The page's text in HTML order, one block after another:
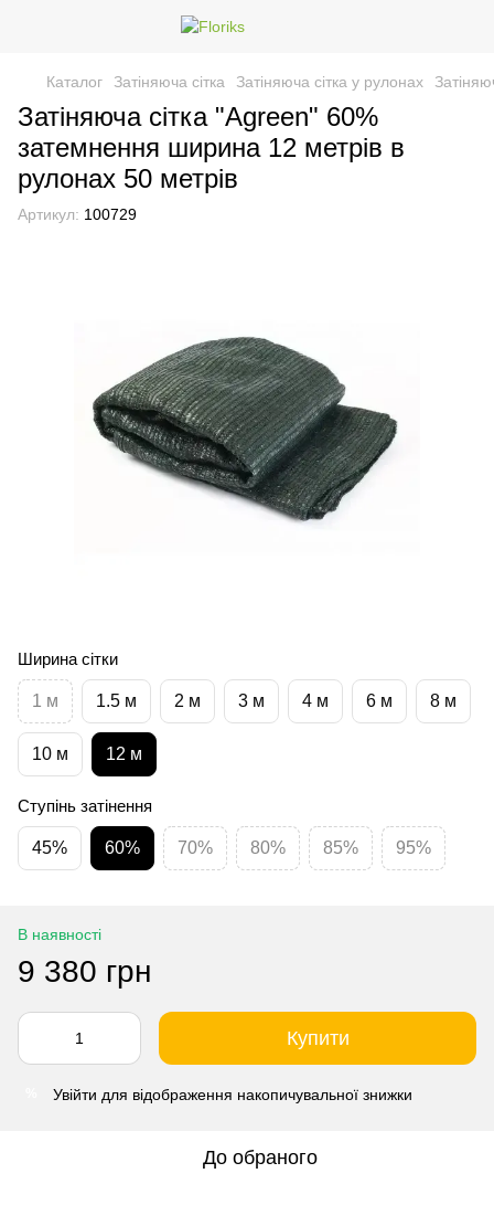
Каталог Затіняюча сітка Затіняюча сітка у рулонах
Затіняюча сітка "Agreen" 60%
затемнення ширина 12 метрів в
рулонах 50 метрів
Артикул: 100729
Ширина сітки
1 м 1.5 м 2 м 3 м 4 м 6 м 8 м
10 м 12 м
Ступінь затінення
45% 60% 70% 80% 85% 95%
В наявності
9 380 грн
Купити
Увійти для відображення накопичувальної знижки
До обраного